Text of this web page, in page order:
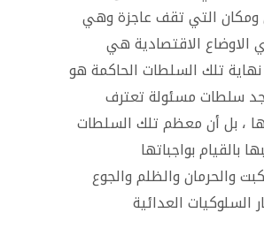
ومكان التي تقف عاجزة وهي
الاوضاع الاقتصادية هي
تلك السلطات الحاكمة هو
سلطات مسئولة تعترف
، بل أن معظم تلك السلطات
بواجباتها
والحرمان والظلم والجوع
العدائية